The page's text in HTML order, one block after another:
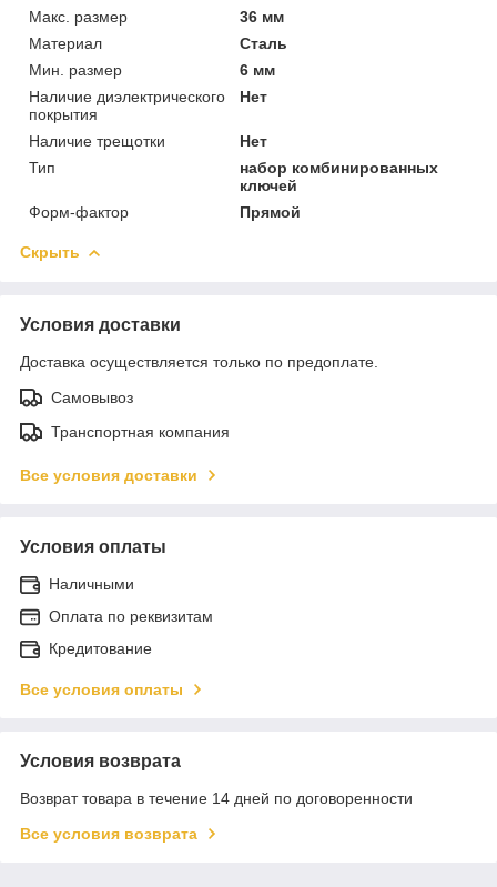
Макс. размер
36 мм
Материал
Сталь
Мин. размер
6 мм
Наличие диэлектрического
покрытия
Нет
Наличие трещотки
Нет
Тип
набор комбинированных
ключей
Форм-фактор
Прямой
Скрыть
Условия доставки
Доставка осуществляется только по предоплате.
Самовывоз
Транспортная компания
Все условия доставки
Условия оплаты
Наличными
Оплата по реквизитам
Кредитование
Все условия оплаты
Условия возврата
Возврат товара в течение 14 дней по договоренности
Все условия возврата